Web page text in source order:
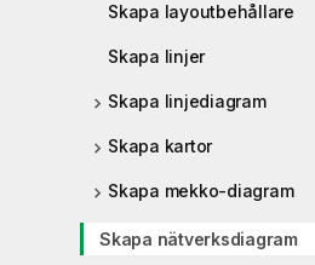
Skapa layoutbehållare
Skapa linjer
Skapa linjediagram
Skapa kartor
Skapa mekko-diagram
Skapa nätverksdiagram